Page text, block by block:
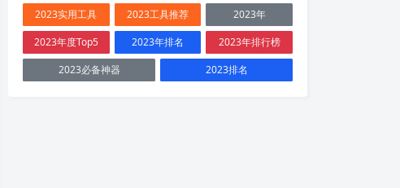
2023实用工具
2023工具推荐
2023年
2023年度Top5
2023年排名
2023年排行榜
2023必备神器
2023排名